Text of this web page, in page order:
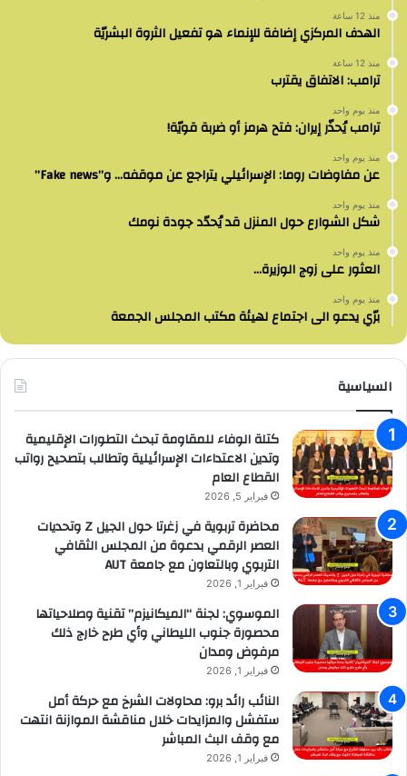
منذ 12 ساعة
الهدف المركزي إضافة للإنماء هو تفعيل الثروة البشريّة
منذ 12 ساعة
ترامب: الاتفاق يقترب
منذ يوم واحد
ترامب يُحذّر إيران: فتح هرمز أو ضربة قويّة!
منذ يوم واحد
عن مفاوضات روما: الإسرائيلي يتراجع عن موقفه… و”Fake news”
منذ يوم واحد
شكل الشوارع حول المنزل قد يُحدّد جودة نومك
منذ يوم واحد
العثور على زوج الوزيرة…
منذ يوم واحد
برّي يدعو الى اجتماع لهيئة مكتب المجلس الجمعة
السياسية
كتلة الوفاء للمقاومة تبحث التطورات الإقليمية
وتدين الاعتداءات الإسرائيلية وتطالب بتصحيح رواتب
القطاع العام
فبراير 5, 2026
محاضرة تربوية في زغرتا حول الجيل Z وتحديات
العصر الرقمي بدعوة من المجلس الثقافي
التربوي وبالتعاون مع جامعة AUT
فبراير 1, 2026
الموسوي: لجنة “الميكانيزم” تقنية وصلاحياتها
محصورة جنوب الليطاني وأي طرح خارج ذلك
مرفوض ومدان
فبراير 1, 2026
النائب رائد برو: محاولات الشرخ مع حركة أمل
ستفشل والمزايدات خلال مناقشة الموازنة انتهت
مع وقف البث المباشر
فبراير 1, 2026